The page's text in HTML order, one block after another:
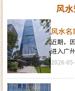
风
风水
的风水
近期，
进入广
区域进
《芭洲
2026-